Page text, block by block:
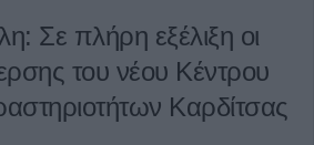
Σε πλήρη εξέλιξη οι
του νέου Κέντρου
Καρδίτσας